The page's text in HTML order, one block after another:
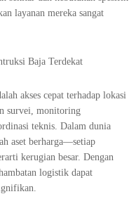
layanan mereka sangat
akses cepat terhadap lokasi
survei, monitoring
teknis. Dalam dunia
aset berharga—setiap
kerugian besar. Dengan
logistik dapat